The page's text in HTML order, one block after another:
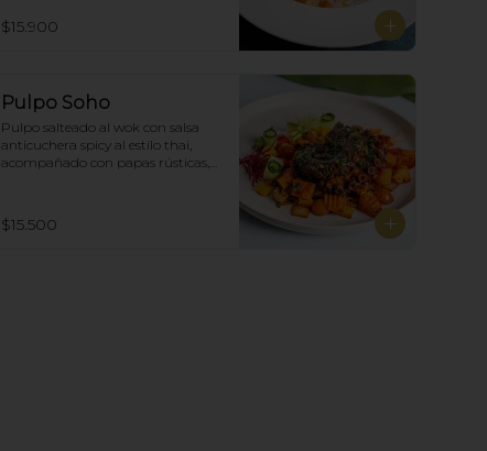
$15.900
Pulpo Soho
Pulpo salteado al wok con salsa
anticuchera spicy al estilo thai,
acompañado con papas rústicas,
$15.500